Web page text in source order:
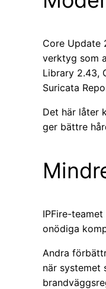
Core Update
verktyg som
Library 2.43,
Suricata
Det här låter
ger bättre
IPFire-
onödiga
Andra
när systemet